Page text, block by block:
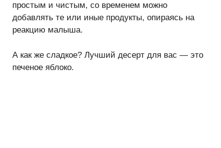
простым и чистым, со временем можно
добавлять те или иные продукты, опираясь на
реакцию малыша.
А как же сладкое? Лучший десерт для вас — это
печеное яблоко.